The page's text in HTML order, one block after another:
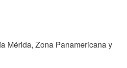
Mérida, Zona Panamericana y